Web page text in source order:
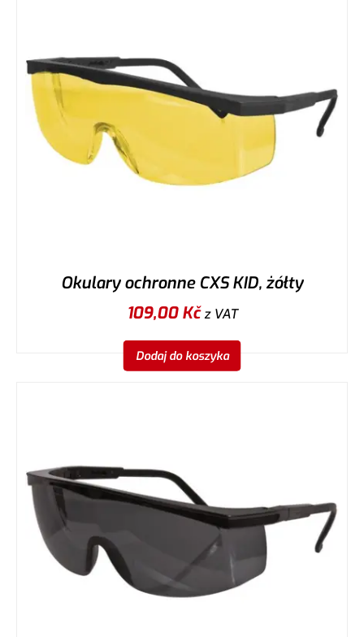
Okulary ochronne CXS KID, żółty
109,00Kčz VAT
Dodaj do koszyka